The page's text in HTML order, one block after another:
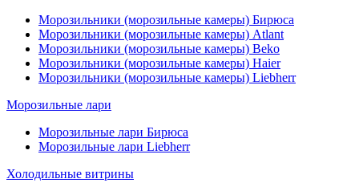
Морозильники (морозильные камеры) Бирюса
Морозильники (морозильные камеры) Atlant
Морозильники (морозильные камеры) Beko
Морозильники (морозильные камеры) Haier
Морозильники (морозильные камеры) Liebherr
Морозильные лари
Морозильные лари Бирюса
Морозильные лари Liebherr
Холодильные витрины